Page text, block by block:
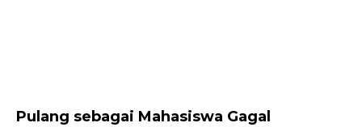
Pulang sebagai Mahasiswa Gagal